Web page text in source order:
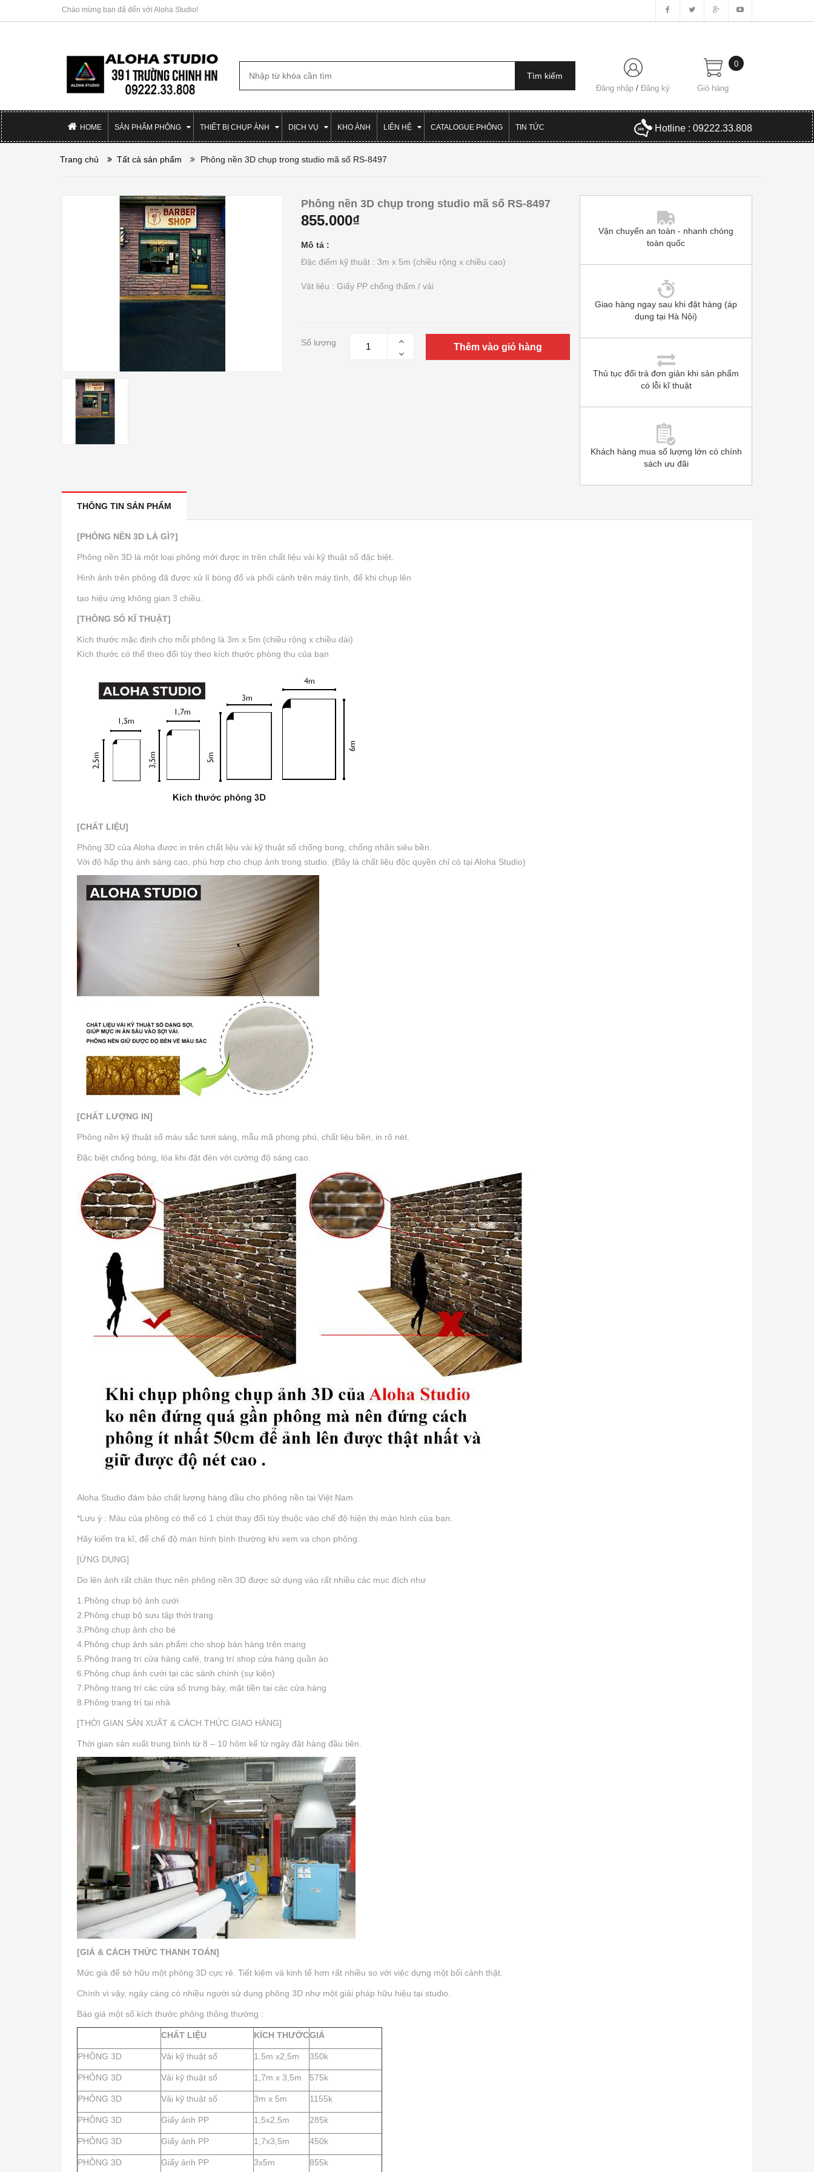
Chào mừng bạn đã đến với Aloha Studio!
Đăng nhập /Đăng ký Giỏ hàng
0
HOME SẢN PHẨM PHÔNG THIẾT BỊ CHỤP ẢNH DỊCH VỤ KHO ẢNH LIÊN HỆ CATALOGUE PHÔNG TIN TỨC Hotline : 09222.33.808
Trang chủ Tất cả sản phẩm Phông nền 3D chụp trong studio mã số RS-8497
Phông nền 3D chụp trong studio mã số RS-8497
855.000₫
Mô tả :
Đặc điểm kỹ thuật : 3m x 5m (chiều rộng x chiều cao)
Vật liệu : Giấy PP chống thấm / vải
Số lượng Thêm vào giỏ hàng
Vận chuyển an toàn - nhanh chóng
toàn quốc
Giao hàng ngay sau khi đặt hàng (áp
dụng tại Hà Nội)
Thủ tục đổi trả đơn giản khi sản phẩm
có lỗi kĩ thuật
Khách hàng mua số lượng lớn có chính
sách ưu đãi
THÔNG TIN SẢN PHẨM
[PHÔNG NỀN 3D LÀ GÌ?]
Phông nền 3D là một loại phông mới được in trên chất liệu vải kỹ thuật số đặc biệt.
Hình ảnh trên phông đã được xử lí bóng đổ và phối cảnh trên máy tính, để khi chụp lên
tạo hiệu ứng không gian 3 chiều.
[THÔNG SỐ KĨ THUẬT]
Kích thước mặc định cho mỗi phông là 3m x 5m (chiều rộng x chiều dài)
Kích thước có thể theo đổi tùy theo kích thước phòng thu của bạn
[CHẤT LIỆU]
Phông 3D của Aloha được in trên chất liệu vải kỹ thuật số chống bong, chống nhăn siêu bền.
Với độ hấp thụ ánh sáng cao, phù hợp cho chụp ảnh trong studio. (Đây là chất liệu độc quyền chỉ có tại Aloha Studio)
[CHẤT LƯỢNG IN]
Phông nền kỹ thuật số màu sắc tươi sáng, mẫu mã phong phú, chất liệu bền, in rõ nét.
Đặc biệt chống bóng, lóa khi đặt đèn với cường độ sáng cao.
Aloha Studio đảm bảo chất lượng hàng đầu cho phông nền tại Việt Nam
*Lưu ý : Màu của phông có thể có 1 chút thay đổi tùy thuộc vào chế độ hiện thị màn hình của bạn.
Hãy kiểm tra kĩ, để chế độ màn hình bình thường khi xem va chọn phông.
[ỨNG DỤNG]
Do lên ảnh rất chân thực nên phông nền 3D được sử dụng vào rất nhiều các mục đích như
1.Phông chụp bộ ảnh cưới
2.Phông chụp bộ sưu tập thời trang
3.Phông chụp ảnh cho bé
4.Phông chụp ảnh sản phẩm cho shop bán hàng trên mạng
5.Phông trang trí cửa hàng café, trang trí shop cửa hàng quần áo
6.Phông chụp ảnh cưới tại các sảnh chính (sự kiện)
7.Phông trang trí các cửa sổ trưng bày, mặt tiền tại các cửa hàng
8.Phông trang trí tại nhà
[THỜI GIAN SẢN XUẤT & CÁCH THỨC GIAO HÀNG]
Thời gian sản xuất trung bình từ 8 – 10 hôm kể từ ngày đặt hàng đầu tiên.
[GIÁ & CÁCH THỨC THANH TOÁN]
Mức giá để sở hữu một phông 3D cực rẻ. Tiết kiệm và kinh tế hơn rất nhiều so với việc dựng một bối cảnh thật.
Chính vì vậy, ngày càng có nhiều người sử dụng phông 3D như một giải pháp hữu hiệu tại studio.
Báo giá một số kích thước phông thông thường :
CHẤT LIỆU KÍCH THƯỚCGIÁ
PHÔNG 3D Vải kỹ thuật số 1,5m x2,5m 350k
PHÔNG 3D Vải kỹ thuật số 1,7m x 3,5m 575k
PHÔNG 3D Vải kỹ thuật số 3m x 5m 1155k
PHÔNG 3D Giấy ảnh PP 1,5x2,5m 285k
PHÔNG 3D Giấy ảnh PP 1,7x3,5m 450k
PHÔNG 3D Giấy ảnh PP 3x5m 855k